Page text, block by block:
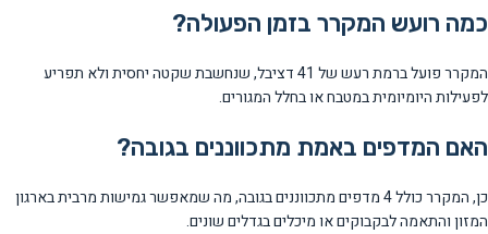
כמה רועש המקרר בזמן הפעולה?
המקרר פועל ברמת רעש של 41 דציבל, שנחשבת שקטה יחסית ולא תפריע
לפעילות היומיומית במטבח או בחלל המגורים.
האם המדפים באמת מתכווננים בגובה?
כן, המקרר כולל 4 מדפים מתכווננים בגובה, מה שמאפשר גמישות מרבית בארגון
המזון והתאמה לבקבוקים או מיכלים בגדלים שונים.